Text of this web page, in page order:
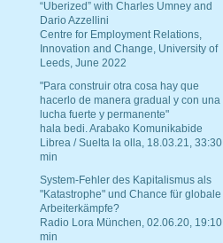
“Uberized” with Charles Umney and
Dario Azzellini
Centre for Employment Relations,
Innovation and Change, University of
Leeds, June 2022
"Para construir otra cosa hay que
hacerlo de manera gradual y con una
lucha fuerte y permanente"
hala bedi. Arabako Komunikabide
Librea / Suelta la olla, 18.03.21, 33:30
min
System-Fehler des Kapitalismus als
"Katastrophe" und Chance für globale
Arbeiterkämpfe?
Radio Lora München, 02.06.20, 19:10
min